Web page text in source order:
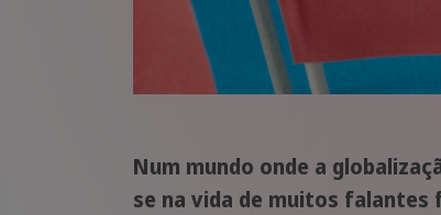
Num mundo onde a
se na vida de muitos falantes